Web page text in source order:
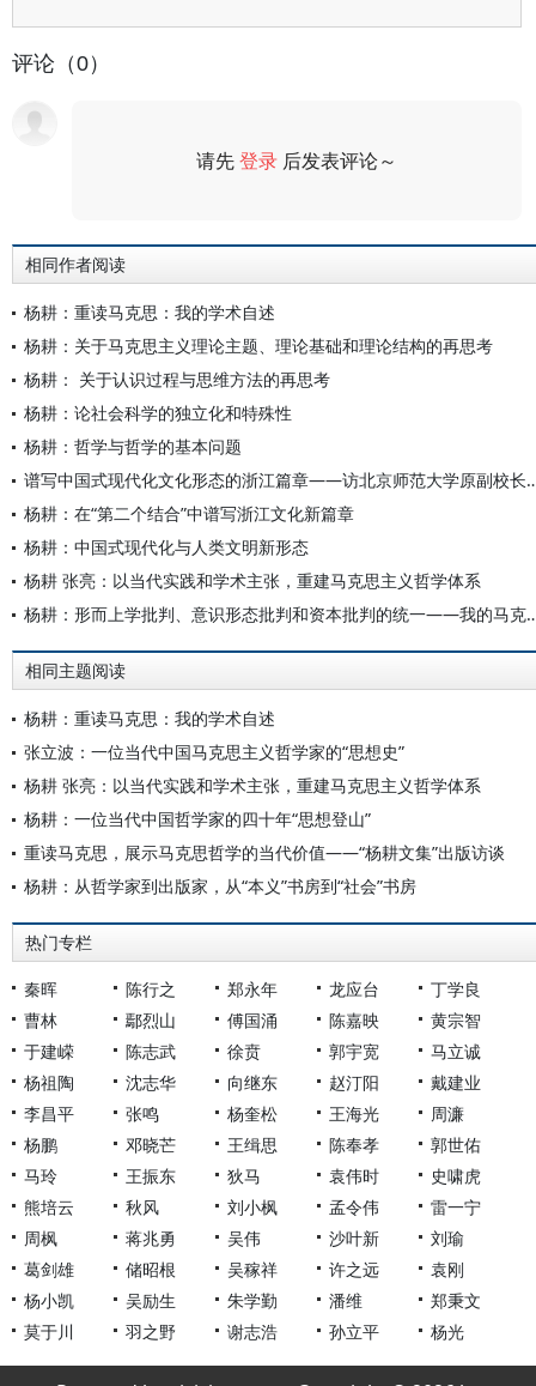
评论（0）
请先登录 后发表评论～
相同作者阅读
杨耕：重读马克思：我的学术自述
杨耕：关于马克思主义理论主题、理论基础和理论结构的再思考
杨耕： 关于认识过程与思维方法的再思考
杨耕：论社会科学的独立化和特殊性
杨耕：哲学与哲学的基本问题
谱写中国式现代化文化形态的
杨耕：在“第二个结合”中谱写浙江文化新篇章
杨耕：中国式现代化与人类文明新形态
杨耕 张亮：以当代实践和学术主张，重建马克思主义哲学体系
杨耕：形而上学批判、意识形态
相同主题阅读
杨耕：重读马克思：我的学术自述
张立波：一位当代中国马克思主义哲学家的“思想史”
杨耕 张亮：以当代实践和学术主张，重建马克思主义哲学体系
杨耕：一位当代中国哲学家的四十年“思想登山”
重读马克思，展示马克思哲学的当代价值——“杨耕文集”出版访谈
杨耕：从哲学家到出版家，从“本义”书房到“社会”书房
热门专栏
秦晖 陈行之 郑永年 龙应台
丁学良
曹林
鄢烈山 傅国涌 陈嘉映
黄宗智
于建嵘
陈志武 徐贲 郭宇宽
马立诚
杨祖陶
沈志华 向继东 赵汀阳
戴建业
李昌平
张鸣 杨奎松 王海光
周濂
杨鹏
邓晓芒 王缉思 陈奉孝
郭世佑
马玲
王振东 狄马 袁伟时
史啸虎
熊培云
秋风 刘小枫 孟令伟
雷一宁
周枫
蒋兆勇 吴伟 沙叶新
刘瑜
葛剑雄
储昭根 吴稼祥 许之远
袁刚
杨小凯
吴励生 朱学勤 潘维
郑秉文
莫于川
羽之野 谢志浩 孙立平 杨光